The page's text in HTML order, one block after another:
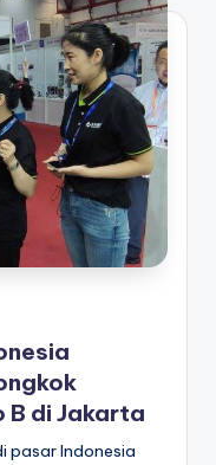
B di Jakarta
pasar Indonesia